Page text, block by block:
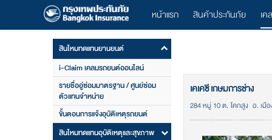
หน้าแรก สินค้าประกันภัย เค
สินไหมทดแทนยานยนต์
i-Claim เคลมรถยนต์ออนไลน์
รายชื่ออู่ซ่อมมาตรฐาน / ศูนย์ซ่อม
ตัวแทนจำหน่าย
ขั้นตอนการแจ้งอุบัติเหตุรถยนต์
สินไหมทดแทนอุบัติเหตุและสุขภาพ
เคเคซี เกษมการช่าง
284 หมู่ 10 ต. โคกสูง อ. เมื